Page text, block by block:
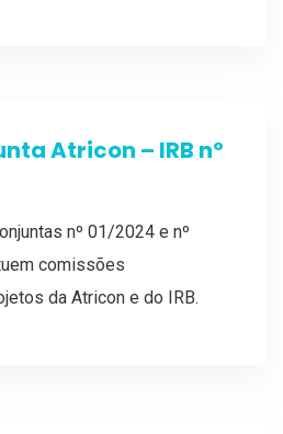
Atricon – IRB nº
nº 01/2024 e nº
comissões
da Atricon e do IRB.